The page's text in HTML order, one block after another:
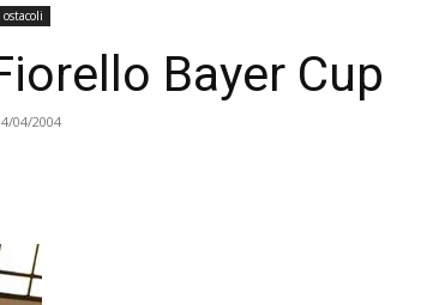
ostacoli
Bayer Cup
04/2004